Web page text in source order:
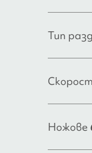
Тип
Ножове